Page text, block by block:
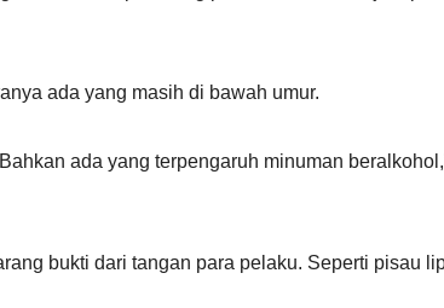
ada yang masih di bawah umur.
ada yang terpengaruh minuman
bukti dari tangan para pelaku. Seperti pisau